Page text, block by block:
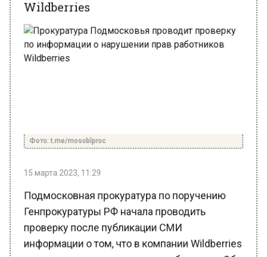
Генпрокуратуры РФ начала проводить
проверку после публикации СМИ
информации о том, что в компании Wildberries
нарушаются трудовые права работников. Об